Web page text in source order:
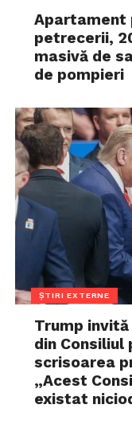
Apartament
petrecerii,
masivă de
de pompieri
ȘTIRI EXTERNE
Trump
din Consiliul
scrisoarea
„Acest
existat